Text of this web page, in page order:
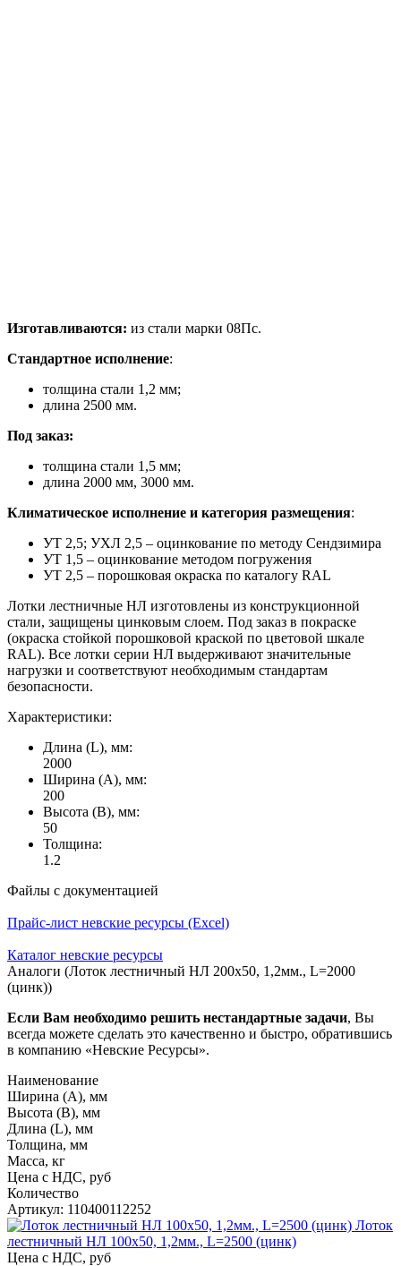
Изготавливаются: из стали марки 08Пс.
Стандартное исполнение:
толщина стали 1,2 мм;
длина 2500 мм.
Под заказ:
толщина стали 1,5 мм;
длина 2000 мм, 3000 мм.
Климатическое исполнение и категория размещения:
УТ 2,5; УХЛ 2,5 – оцинкование по методу Сендзимира
УТ 1,5 – оцинкование методом погружения
УТ 2,5 – порошковая окраска по каталогу RAL
Лотки лестничные НЛ изготовлены из конструкционной
стали, защищены цинковым слоем. Под заказ в покраске
(окраска стойкой порошковой краской по цветовой шкале
RAL). Все лотки серии НЛ выдерживают значительные
нагрузки и соответствуют необходимым стандартам
безопасности.
Характеристики:
Длина (L), мм:
2000
Ширина (А), мм:
200
Высота (В), мм:
50
Толщина:
1.2
Файлы с документацией
Прайс-лист невские ресурсы (Excel)
Каталог невские ресурсы
Аналоги (Лоток лестничный НЛ 200х50, 1,2мм., L=2000
(цинк))
Если Вам необходимо решить нестандартные задачи, Вы
всегда можете сделать это качественно и быстро, обратившись
в компанию «Невские Ресурсы».
Наименование
Ширина (А), мм
Высота (В), мм
Длина (L), мм
Толщина, мм
Масса, кг
Цена с НДС, руб
Количество
Артикул: 110400112252
Лоток
лестничный НЛ 100х50, 1,2мм., L=2500 (цинк)
Цена с НДС, руб